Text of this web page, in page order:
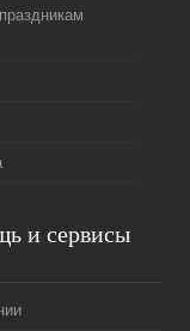
и сервисы